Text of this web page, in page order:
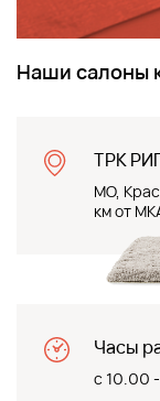
Наши салоны
ТРК
МО,
км от
Часы
с 10.00